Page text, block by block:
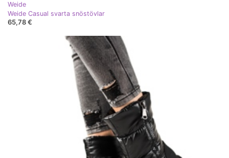
Weide
Weide Casual svarta snöstövlar
65,78 €